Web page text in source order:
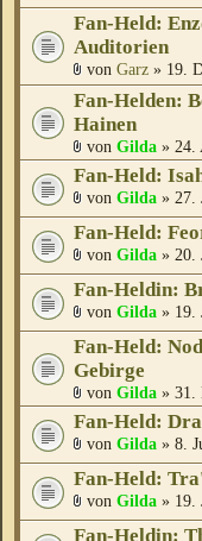
Fan-Held:
Auditorien
von Garz » 19.
Fan-Helden:
Hainen
von Gilda » 24.
Fan-Held:
von Gilda » 27.
Fan-Held:
von Gilda » 20.
Fan-Heldin:
von Gilda » 19.
Fan-Held:
Gebirge
von Gilda » 31.
Fan-Held:
von Gilda » 8.
Fan-Held:
von Gilda » 19.
Fan-Heldin: